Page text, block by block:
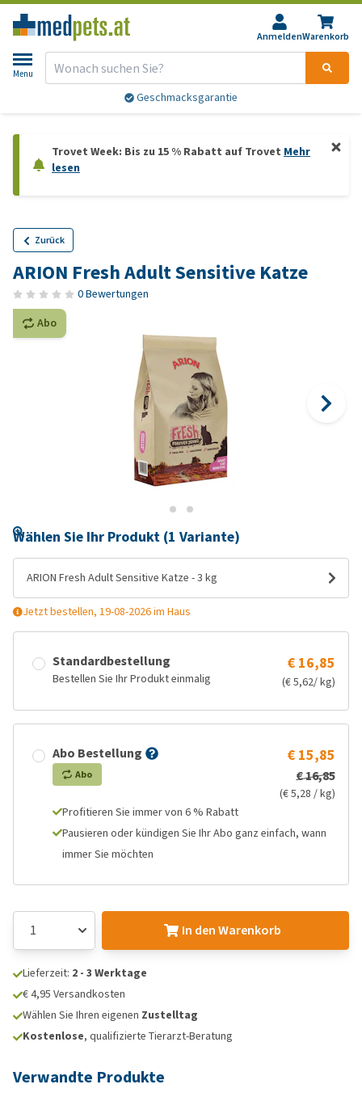
AnmeldenWarenkorb
Menu
Geschmacksgarantie
Trovet Week: Bis zu 15 % Rabatt auf Trovet Mehr
lesen
Zurück
ARION Fresh Adult Sensitive Katze
0 Bewertungen
Abo
Wählen Sie Ihr Produkt (1 Variante)
ARION Fresh Adult Sensitive Katze - 3 kg
Jetzt bestellen, 19-08-2026 im Haus
Standardbestellung
Bestellen Sie Ihr Produkt einmalig
€ 16,85
(€ 5,62/ kg)
Abo Bestellung
Abo
€ 15,85
€ 16,85
(€ 5,28 / kg)
Profitieren Sie immer von 6 % Rabatt
Pausieren oder kündigen Sie Ihr Abo ganz einfach, wann
immer Sie möchten
In den Warenkorb
Lieferzeit: 2 - 3 Werktage
€ 4,95 Versandkosten
Wählen Sie Ihren eigenen Zustelltag
Kostenlose, qualifizierte Tierarzt-Beratung
Verwandte Produkte